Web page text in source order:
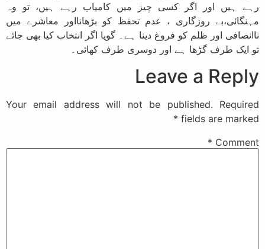
رہے ہیں اور اگر کسی چیز میں کامیاب رہے ہیں، تو وہ
مہنگائی،بے روزگاری ، عدم تحفظ کو بڑھانااور معاشرے میں
ناانصافی اور ظلم کو فروغ دینا ہے۔ گویا اگر انتخاب کیا بھی جائے
تو ایک طرف گڑھا ہے اور دوسری طرف کھائی۔
Leave a Reply
Your email address will not be published.
Required
fields are marked
*
Comment
*